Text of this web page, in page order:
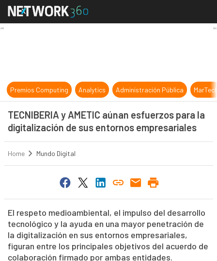
TECNIBERIA y AMETIC aúnan
Premios Computing Analytics Administración Pública
TECNIBERIA y AMETIC aúnan esfuerzos para la
digitalización de sus entornos empresariales
Home Mundo Digital
El respeto medioambiental, el impulso del desarrollo
tecnológico y la ayuda en una mayor penetración de
la digitalización en sus entornos empresariales,
figuran entre los principales objetivos del acuerdo de
colaboración firmado por ambas entidades.